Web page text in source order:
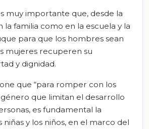
muy importante que, desde la
la familia como en la escuela y la
para que los hombres sean
mujeres recuperen su
y dignidad.
que “para romper con los
que limitan el desarrollo
es fundamental la
niñas y los niños, en el marco del